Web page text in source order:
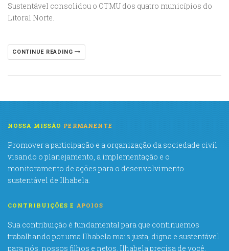
Sustentável consolidou o OTMU dos quatro municípios do
Litoral Norte.
CONTINUE READING
NOSSA MISSÃO PERMANENTE
Promover a participação e a organização da sociedade civil
visando o planejamento, a implementação e o
monitoramento de ações para o desenvolvimento
sustentável de Ilhabela.
CONTRIBUIÇÕES E APOIOS
Sua contribuição é fundamental para que continuemos
trabalhando por uma Ilhabela mais justa, digna e sustentável
para nós, nossos filhos e netos. Ilhabela precisa de você.